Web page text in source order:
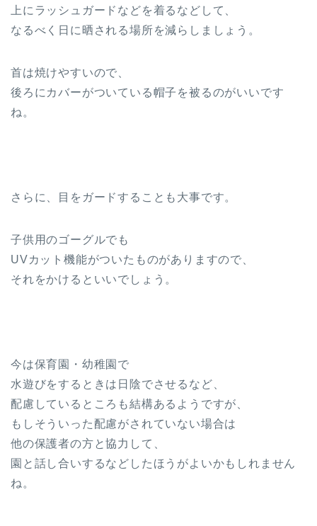
上にラッシュガードなどを着るなどして、
なるべく日に晒される場所を減らしましょう。
首は焼けやすいので、
後ろにカバーがついている帽子を被るのがいいです
ね。
さらに、目をガードすることも大事です。
子供用のゴーグルでも
UVカット機能がついたものがありますので、
それをかけるといいでしょう。
今は保育園・幼稚園で
水遊びをするときは日陰でさせるなど、
配慮しているところも結構あるようですが、
もしそういった配慮がされていない場合は
他の保護者の方と協力して、
園と話し合いするなどしたほうがよいかもしれません
ね。